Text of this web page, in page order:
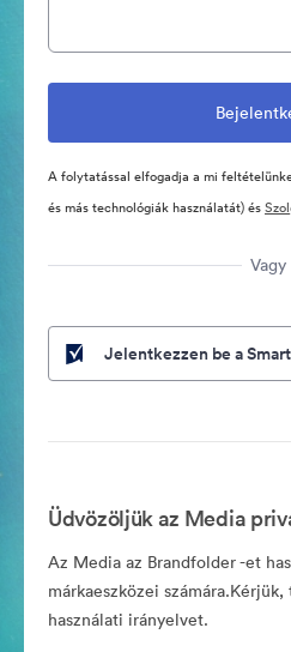
A folytatással elfogadja a mi
és más technológiák használatát) és
Vagy
Jelentkezzen be a
Üdvözöljük az Media
Az Media az Brandfolder -et
márkaeszközei számára.Kérjük,
használati irányelvet.